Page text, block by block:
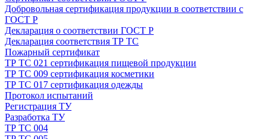
Добровольная сертификация продукции в соответствии с
ГОСТ Р
Декларация о соответствии ГОСТ Р
Декларация соответствия ТР ТС
Пожарный сертификат
ТР ТС 021 сертификация пищевой продукции
ТР ТС 009 сертификация косметики
ТР ТС 017 сертификация одежды
Протокол испытаний
Регистрация ТУ
Разработка ТУ
ТР ТС 004